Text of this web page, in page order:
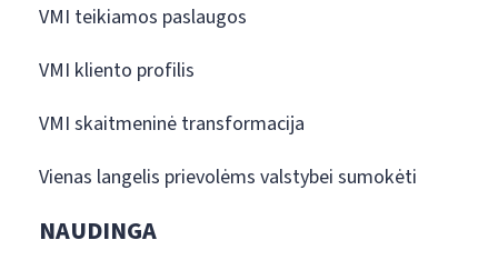
VMI teikiamos paslaugos
VMI kliento profilis
VMI skaitmeninė transformacija
Vienas langelis prievolėms valstybei sumokėti
NAUDINGA